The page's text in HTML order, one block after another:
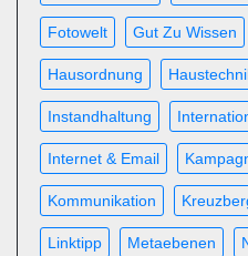
Fotowelt Gut Zu Wissen
Hausordnung
Instandhaltung
Internet & Email
Kommunikation
Linktipp Metaebenen